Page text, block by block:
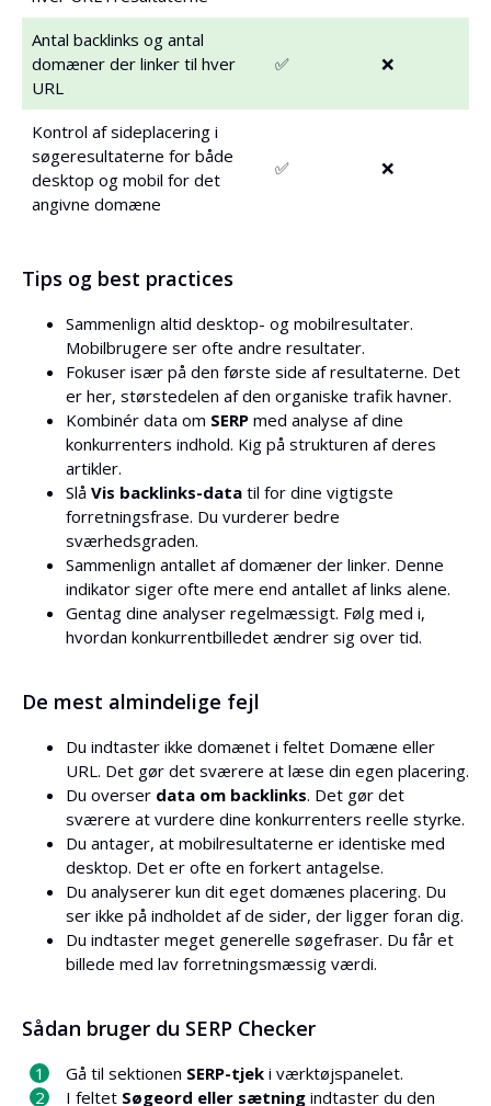
Antal backlinks og antal
domæner der linker til hver
URL
✅ ❌
Kontrol af sideplacering i
søgeresultaterne for både
desktop og mobil for det
angivne domæne
✅ ❌
Tips og best practices
Sammenlign altid desktop- og mobilresultater.
Mobilbrugere ser ofte andre resultater.
Fokuser især på den første side af resultaterne. Det
er her, størstedelen af den organiske trafik havner.
Kombinér data om SERP med analyse af dine
konkurrenters indhold. Kig på strukturen af deres
artikler.
Slå Vis backlinks-data til for dine vigtigste
forretningsfrase. Du vurderer bedre
sværhedsgraden.
Sammenlign antallet af domæner der linker. Denne
indikator siger ofte mere end antallet af links alene.
Gentag dine analyser regelmæssigt. Følg med i,
hvordan konkurrentbilledet ændrer sig over tid.
De mest almindelige fejl
Du indtaster ikke domænet i feltet Domæne eller
URL. Det gør det sværere at læse din egen placering.
Du overser data om backlinks. Det gør det
sværere at vurdere dine konkurrenters reelle styrke.
Du antager, at mobilresultaterne er identiske med
desktop. Det er ofte en forkert antagelse.
Du analyserer kun dit eget domænes placering. Du
ser ikke på indholdet af de sider, der ligger foran dig.
Du indtaster meget generelle søgefraser. Du får et
billede med lav forretningsmæssig værdi.
Sådan bruger du SERP Checker
Gå til sektionen SERP-tjek i værktøjspanelet.
I feltet Søgeord eller sætning indtaster du den